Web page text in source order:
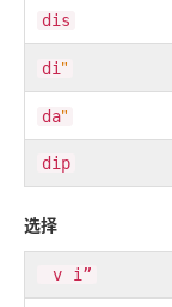
​dis​
​di​ "
​da​"
​dip​
选择
​v​ i ”